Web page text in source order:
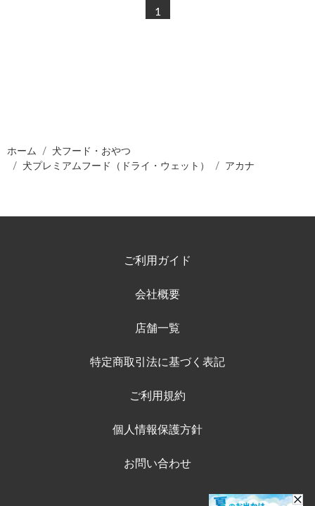
1
ホーム
犬フード・おやつ
犬プレミアムフード（ドライ・ウェット）
アカナ
ご利用ガイド
会社概要
店舗一覧
特定商取引法に基づく表記
ご利用規約
個人情報保護方針
お問い合わせ